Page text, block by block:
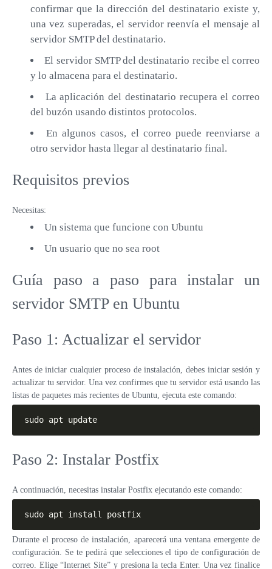
confirmar que la dirección del destinatario existe y,
una vez superadas, el servidor reenvía el mensaje al
servidor SMTP del destinatario.
El servidor SMTP del destinatario recibe el correo
y lo almacena para el destinatario.
La aplicación del destinatario recupera el correo
del buzón usando distintos protocolos.
En algunos casos, el correo puede reenviarse a
otro servidor hasta llegar al destinatario final.
Requisitos previos
Necesitas:
Un sistema que funcione con Ubuntu
Un usuario que no sea root
Guía paso a paso para instalar un
servidor SMTP en Ubuntu
Paso 1: Actualizar el servidor
Antes de iniciar cualquier proceso de instalación, debes iniciar sesión y
actualizar tu servidor. Una vez confirmes que tu servidor está usando las
listas de paquetes más recientes de Ubuntu, ejecuta este comando:
sudo apt update
Paso 2: Instalar Postfix
A continuación, necesitas instalar Postfix ejecutando este comando:
sudo apt install postfix
Durante el proceso de instalación, aparecerá una ventana emergente de
configuración. Se te pedirá que selecciones el tipo de configuración de
correo. Elige “Internet Site” y presiona la tecla Enter. Una vez finalice